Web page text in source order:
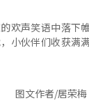
欢声笑语中落下
小伙伴们收获满
图文作者/居荣梅